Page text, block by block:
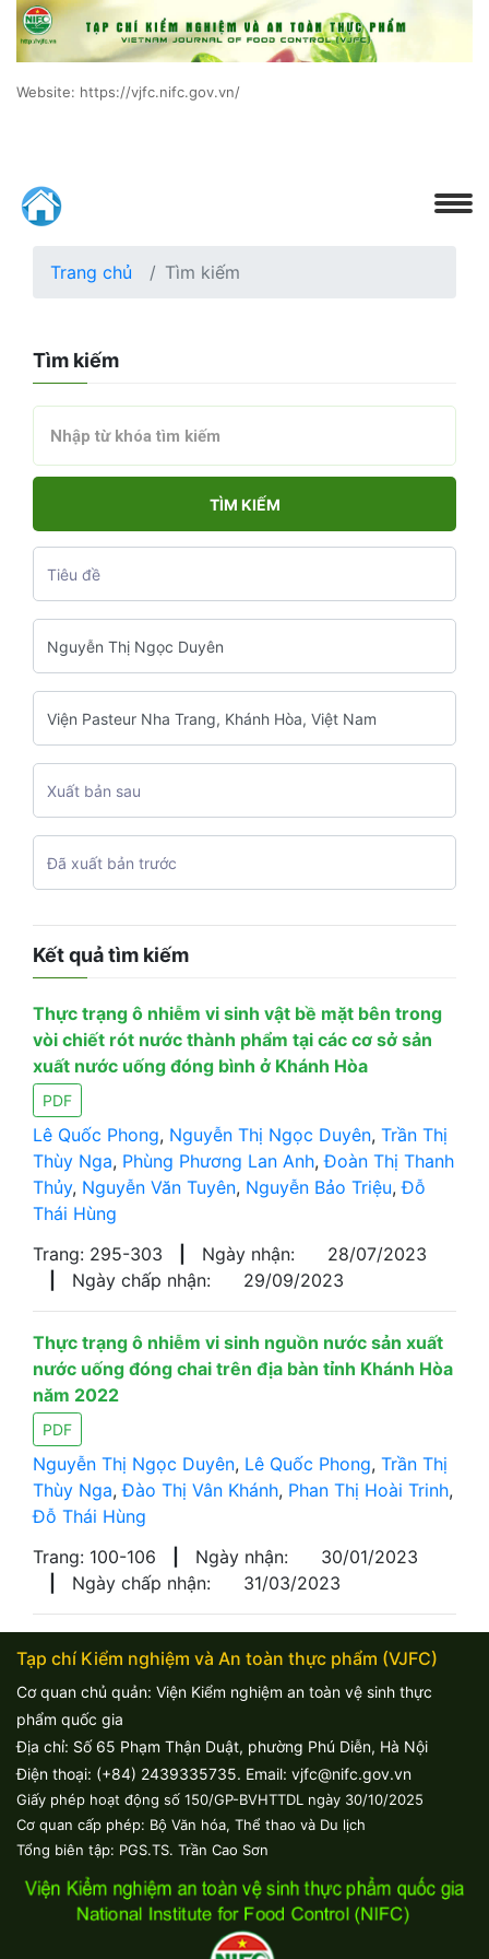
Website: https://vjfc.nifc.gov.vn/
Trang chủ Tìm kiếm
Tìm kiếm
TÌM KIẾM
Kết quả tìm kiếm
Thực trạng ô nhiễm vi sinh vật bề mặt bên trong
vòi chiết rót nước thành phẩm tại các cơ sở sản
xuất nước uống đóng bình ở Khánh Hòa
PDF
Lê Quốc Phong, Nguyễn Thị Ngọc Duyên, Trần Thị
Thùy Nga, Phùng Phương Lan Anh,Đoàn Thị Thanh
Thủy, Nguyễn Văn Tuyên, Nguyễn Bảo Triệu,Đỗ
Thái Hùng
Trang: 295-303
Ngày nhận:
28/07/2023
Ngày chấp nhận: 29/09/2023
Thực trạng ô nhiễm vi sinh nguồn nước sản xuất
nước uống đóng chai trên địa bàn tỉnh Khánh Hòa
năm 2022
PDF
Nguyễn Thị Ngọc Duyên, Lê Quốc Phong, Trần Thị
Thùy Nga,Đào Thị Vân Khánh, Phan Thị Hoài Trinh,
Đỗ Thái Hùng
Trang: 100-106
Ngày nhận:
30/01/2023
Ngày chấp nhận: 31/03/2023
Tạp chí Kiểm nghiệm và An toàn thực phẩm (VJFC)
Cơ quan chủ quản: Viện Kiểm nghiệm an toàn vệ sinh thực
phẩm quốc gia
Địa chỉ: Số 65 Phạm Thận Duật, phường Phú Diễn, Hà Nội
Điện thoại: (+84) 2439335735. Email: vjfc@nifc.gov.vn
Giấy phép hoạt động số 150/GP-BVHTTDL ngày 30/10/2025
Cơ quan cấp phép: Bộ Văn hóa, Thể thao và Du lịch
Tổng biên tập: PGS.TS. Trần Cao Sơn